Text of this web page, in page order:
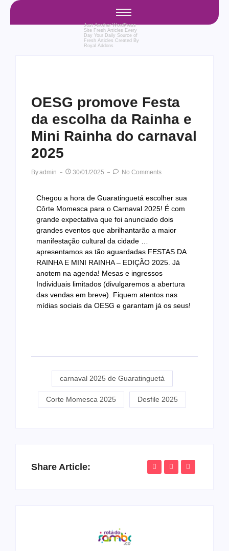
Just Another WordPress
Site Fresh Articles Every
Day Your Daily Source of
Fresh Articles Created By
Royal Addons
OESG promove Festa
da escolha da Rainha e
Mini Rainha do carnaval
2025
ByAdmin 30/01/2025 No Comments
Chegou a hora de Guaratinguetá escolher sua
Côrte Momesca para o Carnaval 2025! É com
grande expectativa que foi anunciado dois
grandes eventos que abrilhantarão a maior
manifestação cultural da cidade …
apresentamos as tão aguardadas FESTAS DA
RAINHA E MINI RAINHA – EDIÇÃO 2025. Já
anotem na agenda! Mesas e ingressos
Individuais limitados (divulgaremos a abertura
das vendas em breve). Fiquem atentos nas
mídias sociais da OESG e garantam já os seus!
carnaval 2025 de Guaratinguetá
Corte Momesca 2025 Desfile 2025
Share Article: